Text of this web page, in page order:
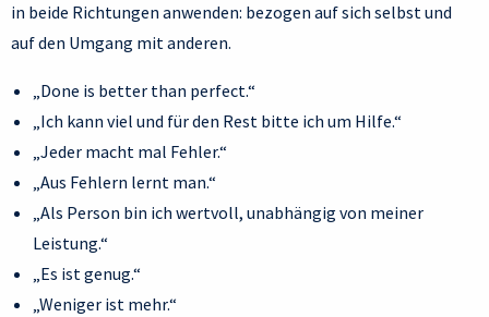
in beide Richtungen anwenden: bezogen auf sich selbst und
auf den Umgang mit anderen.
„Done is better than perfect.“
„Ich kann viel und für den Rest bitte ich um Hilfe.“
„Jeder macht mal Fehler.“
„Aus Fehlern lernt man.“
„Als Person bin ich wertvoll, unabhängig von meiner
Leistung.“
„Es ist genug.“
„Weniger ist mehr.“